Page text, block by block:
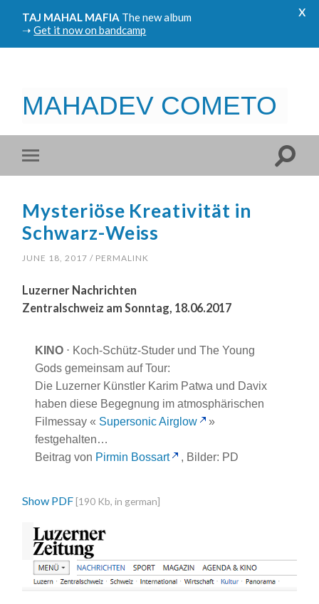
TAJ MAHAL MAFIA The new album
➝Get it now on bandcamp
x
MAHADEV COMETO
Mysteriöse Kreativität in
Schwarz-Weiss
JUNE 18, 2017 / PERMALINK
Luzerner Nachrichten
Zentralschweiz am Sonntag, 18.06.2017
KINO ⋅ Koch-Schütz-Studer und The Young
Gods gemeinsam auf Tour:
Die Luzerner Künstler Karim Patwa und Davix
haben diese Begegnung im atmosphärischen
Filmessay « Supersonic Airglow
»
festgehalten…
Beitrag von Pirmin Bossart , Bilder: PD
Show PDF [190 Kb, in german]